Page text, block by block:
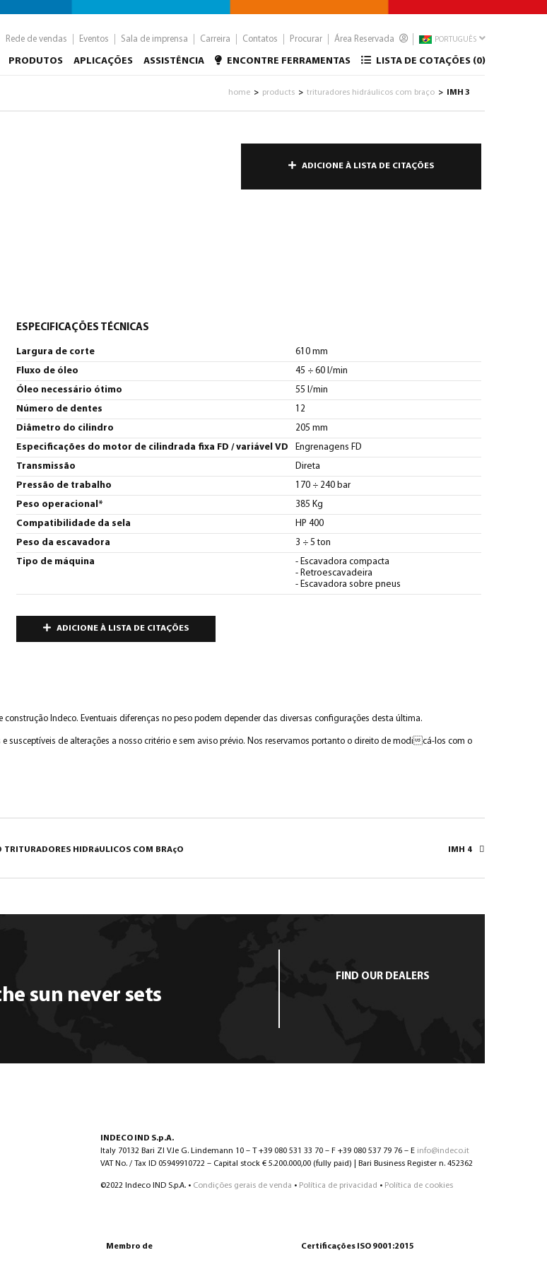
Rede de vendas Eventos Sala de imprensa Carreira Contatos Procurar Área Reservada PORTUGUÊS
PRODUTOS APLICAÇÕES ASSISTÊNCIA ENCONTRE FERRAMENTAS LISTA DE COTAÇÕES (0)
home > products > trituradores hidráulicos com braço > IMH 3
ADICIONE À LISTA DE CITAÇÕES
ESPECIFICAÇÕES TÉCNICAS
Largura de corte 610 mm
Fluxo de óleo 45 ÷ 60 l/min
Óleo necessário ótimo 55 l/min
Número de dentes 12
Diâmetro do cilindro 205 mm
Especificações do motor de cilindrada fixa FD / variável VD Engrenagens FD
Transmissão Direta
Pressão de trabalho 170 ÷ 240 bar
Peso operacional* 385 Kg
Compatibilidade da sela HP 400
Peso da escavadora 3 ÷ 5 ton
Tipo de máquina
- Escavadora compacta
- Retroescavadeira
- Escavadora sobre pneus
ADICIONE À LISTA DE CITAÇÕES
Indeco. Eventuais diferenças no peso podem depender das diversas configurações desta última.
susceptíveis de alterações a nosso critério e sem aviso prévio. Nos reservamos portanto o direito de modicá-los com o
TRITURADORES HIDRáULICOS COM BRAçO IMH 4
sun never sets
FIND OUR DEALERS
INDECO IND S.p.A.
Italy 70132 Bari ZI V.le G. Lindemann 10 – T +39 080 531 33 70 – F +39 080 537 79 76 – E info@indeco.it
VAT No. / Tax ID 05949910722 – Capital stock € 5.200.000,00 (fully paid) | Bari Business Register n. 452362
©2022 Indeco IND S.p.A. • Condições gerais de venda • Política de privacidad • Política de cookies
Membro de Certificações ISO 9001:2015